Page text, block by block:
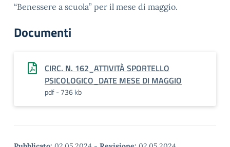
“Benessere a scuola” per il mese di maggio.
Documenti
CIRC. N. 162_ATTIVITÀ SPORTELLO
PSICOLOGICO_DATE MESE DI MAGGIO
pdf - 736 kb